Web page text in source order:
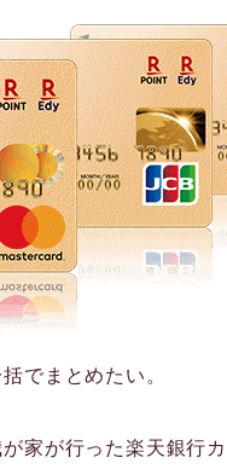
でまとめたい。
家が行った楽天銀行